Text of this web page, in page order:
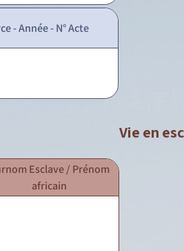
- Année - N° Acte
Vie en
Esclave / Prénom
africain